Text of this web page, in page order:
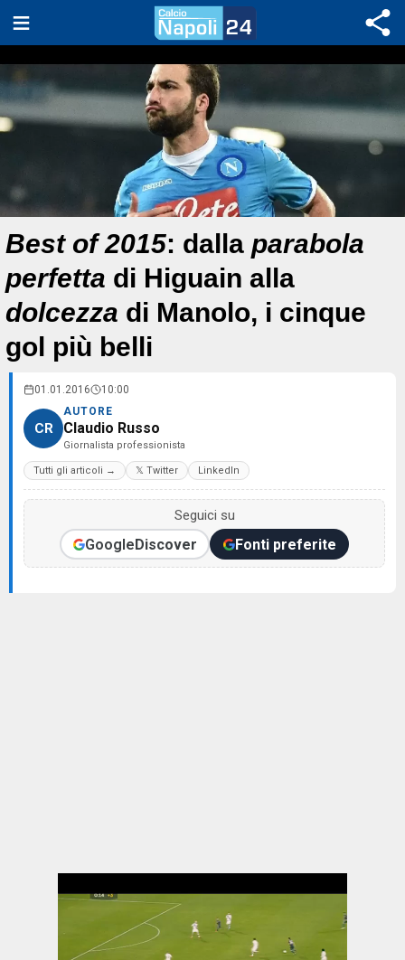
Best of 2015: dalla parabola
perfetta di Higuain alla
dolcezza di Manolo, i cinque
gol più belli
01.01.2016 10:00
CR
AUTORE
Claudio Russo
Giornalista professionista
Tutti gli articoli → 𝕏 Twitter LinkedIn
Seguici su
GoogleDiscover Fonti preferite